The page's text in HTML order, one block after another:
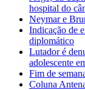
hospital do
Neymar e
Indicação de
diplomático
Lutador é
adolescente
Fim de
Coluna